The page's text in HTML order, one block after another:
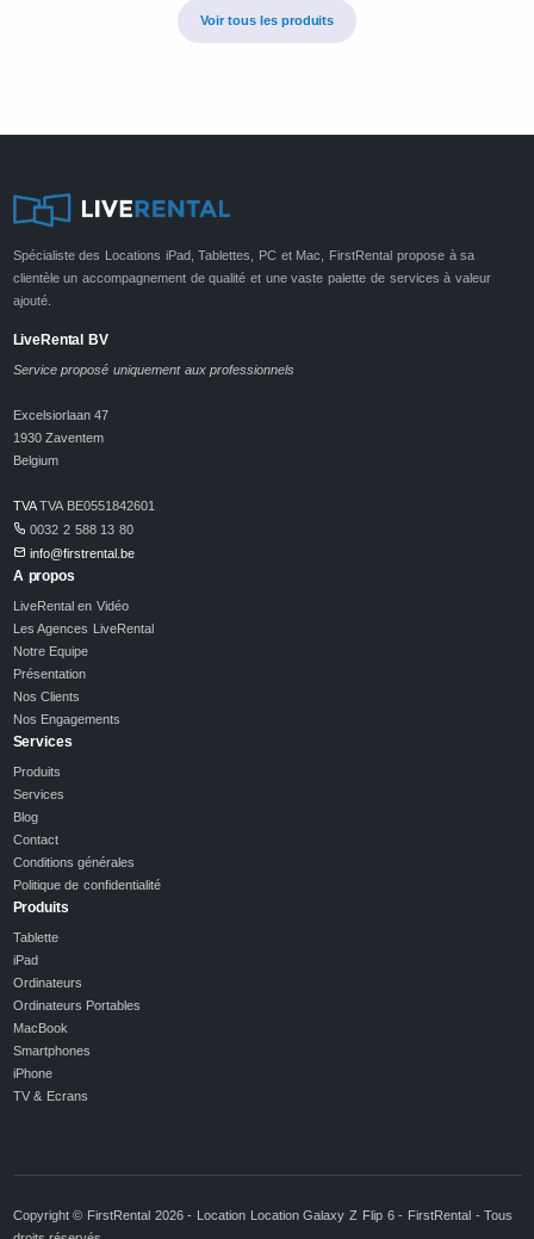
Voir tous les produits
Spécialiste des Locations iPad, Tablettes, PC et Mac, FirstRental propose à sa
clientèle un accompagnement de qualité et une vaste palette de services à valeur
ajouté.
LiveRental BV
Service proposé uniquement aux professionnels
Excelsiorlaan 47
1930 Zaventem
Belgium
TVATVA BE0551842601
0032 2 588 13 80
info@firstrental.be
A propos
LiveRental en Vidéo
Les Agences LiveRental
Notre Equipe
Présentation
Nos Clients
Nos Engagements
Services
Produits
Services
Blog
Contact
Conditions générales
Politique de confidentialité
Produits
Tablette
iPad
Ordinateurs
Ordinateurs Portables
MacBook
Smartphones
iPhone
TV & Ecrans
Copyright © FirstRental 2026 - Location Location Galaxy Z Flip 6 - FirstRental - Tous